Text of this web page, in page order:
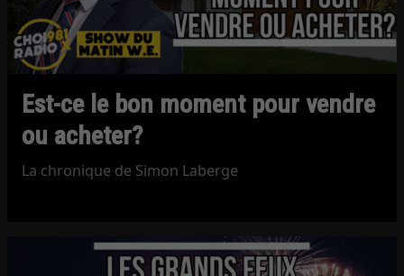
Est-ce le bon moment pour vendre
ou acheter?
La chronique de Simon Laberge